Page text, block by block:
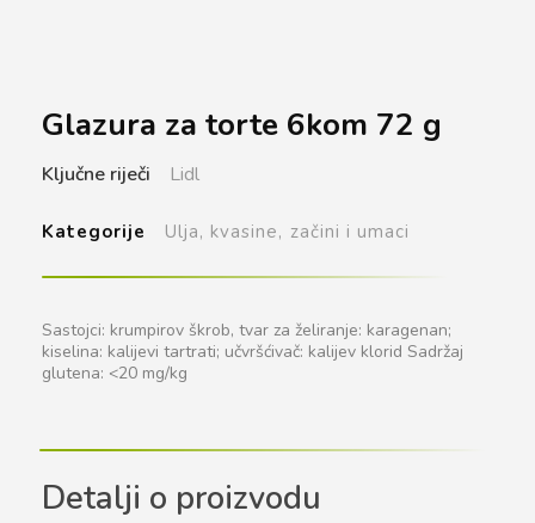
Glazura za torte 6kom 72 g
Sastojci: krumpirov škrob, tvar za želiranje: karagenan;
kiselina: kalijevi tartrati; učvršćivač: kalijev klorid Sadržaj
glutena: <20 mg/kg
Ključne riječi Lidl
Kategorije Ulja, kvasine, začini i umaci
Detalji o proizvodu